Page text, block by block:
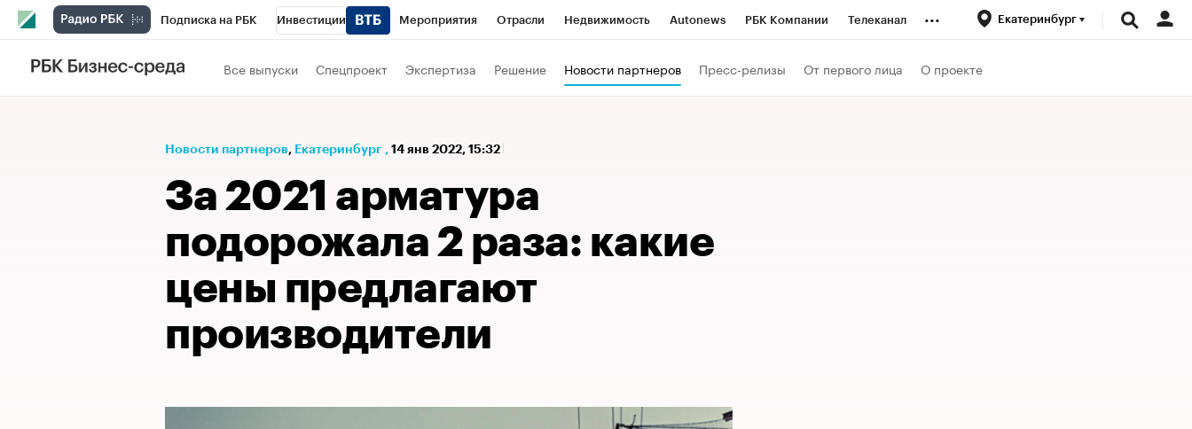
Подписка на РБК Инвестиции Мероприятия Отрасли Недвижимость Autonews РБК Компании Телеканал
РБК Вино
Проверка контрагентов Политика
... Екатеринбург
Все выпуски Спецпроект Экспертиза Решение Новости партнеров Пресс-релизы От первого лица О проекте
Новости партнеров⁠, Екатеринбург , 14 янв 2022, 15:32
За 2021 арматура
подорожала 2 раза: какие
цены предлагают
производители